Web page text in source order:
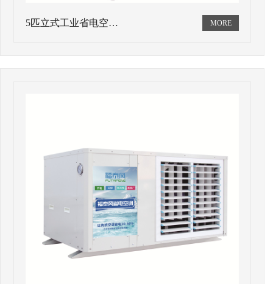
5匹立式工业省电空…